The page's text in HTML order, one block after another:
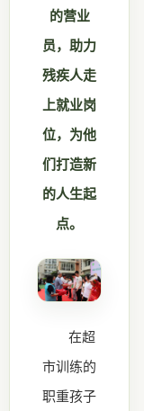
的营业
员，助力
残疾人走
上就业岗
位，为他
们打造新
的人生起
点。
在超
市训练的
职重孩子